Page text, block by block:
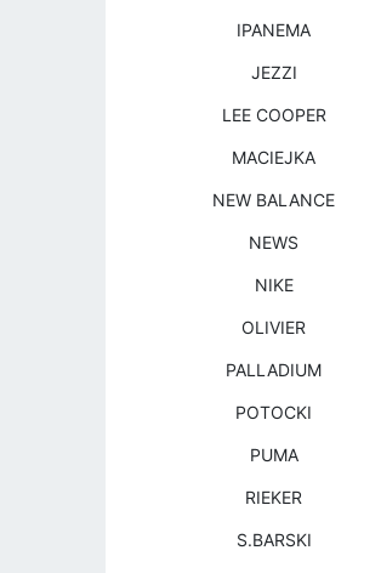
IPANEMA
JEZZI
LEE COOPER
MACIEJKA
NEW BALANCE
NEWS
NIKE
OLIVIER
PALLADIUM
POTOCKI
PUMA
RIEKER
S.BARSKI